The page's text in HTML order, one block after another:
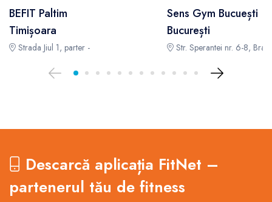
BEFIT Paltim
Timișoara
Strada Jiul 1, parter -
Sens Gym Bucuești
București
Str. Sperantei nr. 6-8,
Descarcă aplicația FitNet –
partenerul tău de fitness